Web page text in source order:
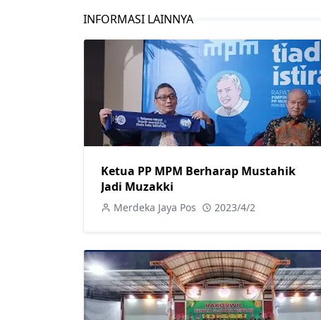
INFORMASI LAINNYA
Ketua PP MPM Berharap Mustahik
Jadi Muzakki
Merdeka Jaya Pos 2023/4/2